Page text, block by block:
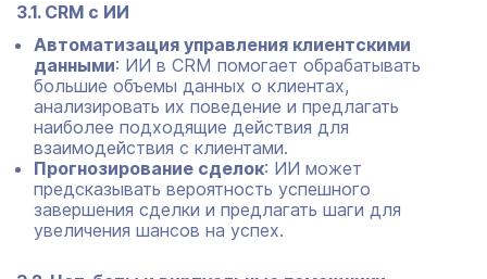
3.1. CRM с ИИ
Автоматизация управления клиентскими
данными: ИИ в CRM помогает обрабатывать
большие объемы данных о клиентах,
анализировать их поведение и предлагать
наиболее подходящие действия для
взаимодействия с клиентами.
Прогнозирование сделок: ИИ может
предсказывать вероятность успешного
завершения сделки и предлагать шаги для
увеличения шансов на успех.